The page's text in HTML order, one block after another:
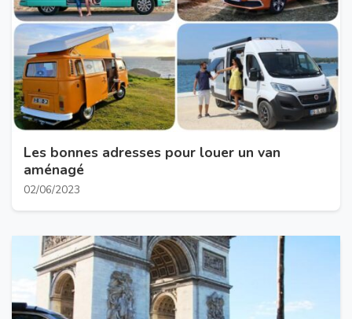
Les bonnes adresses pour louer un van
aménagé
02/06/2023